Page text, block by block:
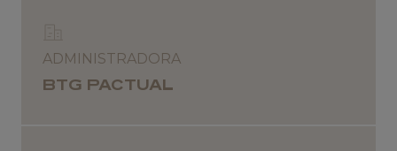
ADMINISTRADORA
BTG PACTUAL